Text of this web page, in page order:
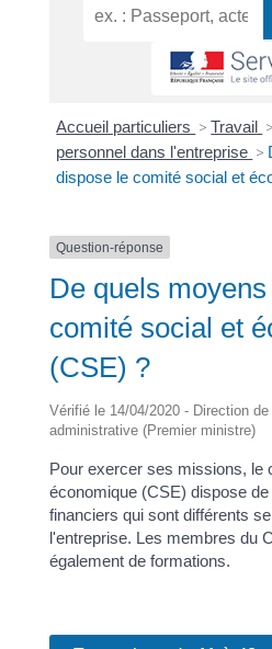
Accueil particuliers > Travail >
personnel dans l'entreprise >
dispose le comité social et
Question-réponse
De quels
comité social et
(CSE) ?
Vérifié le 14/04/2020 - Direction
administrative (Premier ministre)
Pour exercer ses missions, le
économique (CSE) dispose
financiers qui sont différents
l'entreprise. Les membres du
également de formations.